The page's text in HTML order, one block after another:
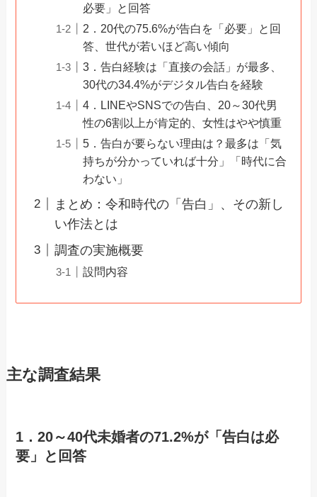
必要」と回答
2．20代の75.6%が告白を「必要」と回
答、世代が若いほど高い傾向
3．告白経験は「直接の会話」が最多、
30代の34.4%がデジタル告白を経験
4．LINEやSNSでの告白、20～30代男
性の6割以上が肯定的、女性はやや慎重
5．告白が要らない理由は？最多は「気
持ちが分かっていれば十分」「時代に合
わない」
まとめ：令和時代の「告白」、その新し
い作法とは
調査の実施概要
設問内容
主な調査結果
1．20～40代未婚者の71.2%が「告白は必
要」と回答